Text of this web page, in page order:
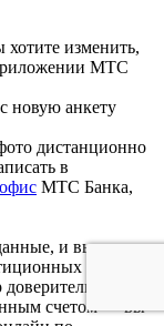
изменить,
МТС
новую анкету
дистанционно
в
офис МТС Банка,
и вы
фондов
счетом — вы